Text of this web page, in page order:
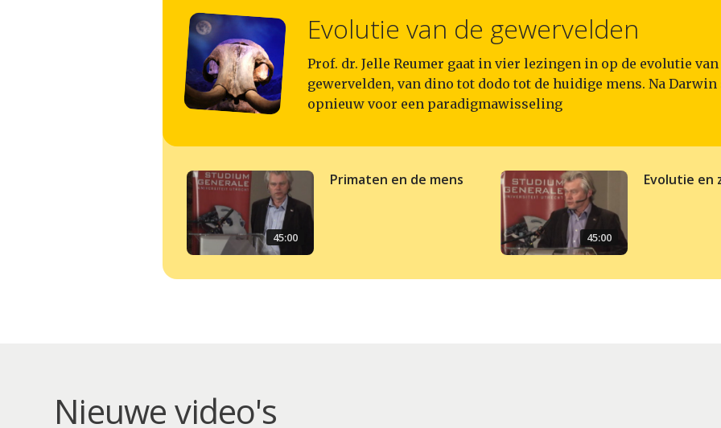
Evolutie van de gewervelden
Prof. dr. Jelle Reumer gaat in vier lezingen in op de evolutie van
gewervelden, van dino tot dodo tot de huidige mens. Na Darwin
opnieuw voor een paradigmawisseling
45:00
Primaten en de mens
45:00
Evolutie en
Nieuwe video's